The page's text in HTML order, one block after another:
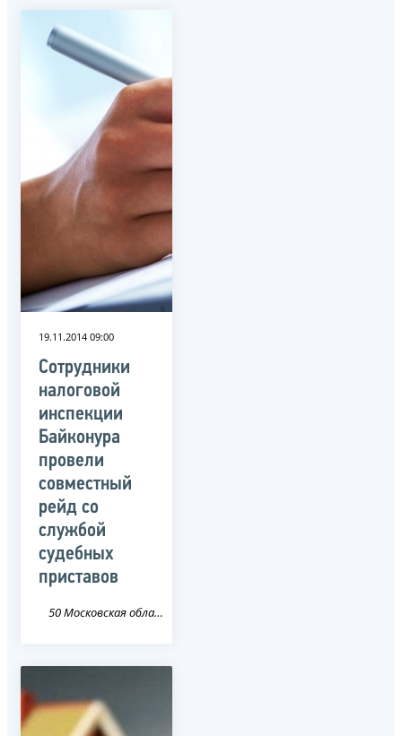
19.11.2014 09:00
Сотрудники
налоговой
инспекции
Байконура
провели
совместный
рейд со
службой
судебных
приставов
50 Московская область